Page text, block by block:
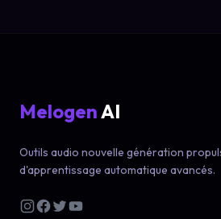
MelogenAI
Outils audio nouvelle génération
d'apprentissage automatique avancés.